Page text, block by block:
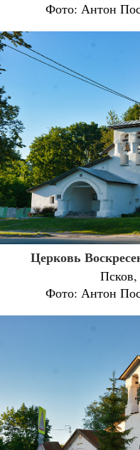
Фото: Антон
Церковь
Фото: Антон